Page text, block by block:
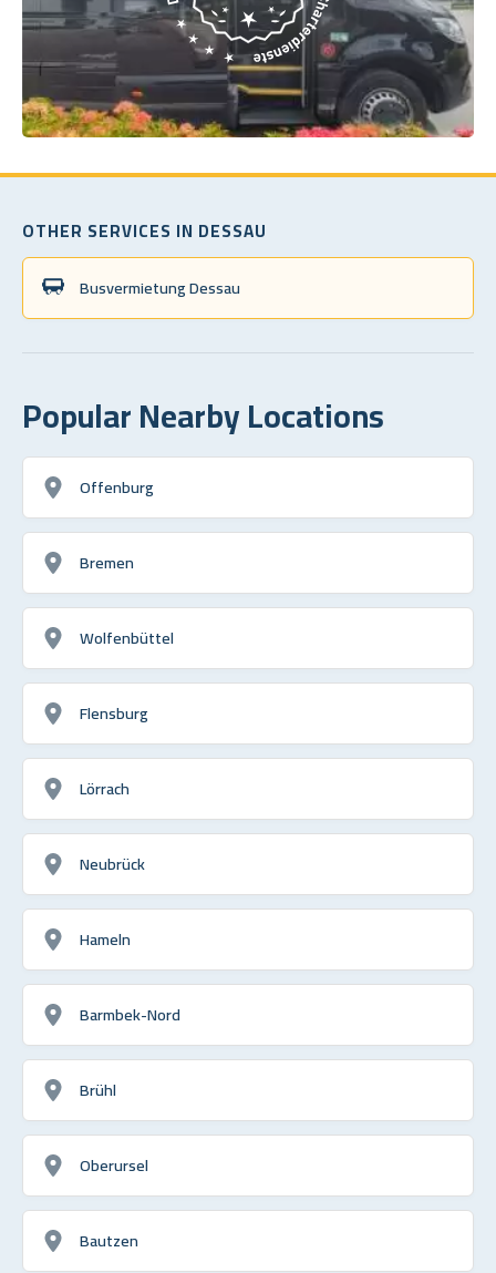
OTHER SERVICES IN DESSAU
Busvermietung Dessau
Popular Nearby Locations
Offenburg
Bremen
Wolfenbüttel
Flensburg
Lörrach
Neubrück
Hameln
Barmbek-Nord
Brühl
Oberursel
Bautzen